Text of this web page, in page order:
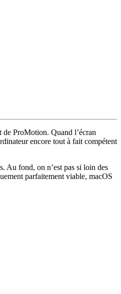
de ProMotion. Quand l’écran
encore tout à fait compétent
Au fond, on n’est pas si loin des
parfaitement viable, macOS